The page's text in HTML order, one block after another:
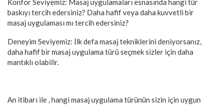
Konfor Seviyemiz: Masaj uygulamaları esnasında hangi tür
baskıyı tercih edersiniz? Daha hafif veya daha kuvvetli bir
masaj uygulaması mı tercih edersiniz?
Deneyim Seviyemiz: İlk defa masaj tekniklerini deniyorsanız,
daha hafif bir masaj uygulama türü seçmek sizler için daha
mantıklı olabilir.
An itibarı ile , hangi masaj uygulama türünün sizin için uygun